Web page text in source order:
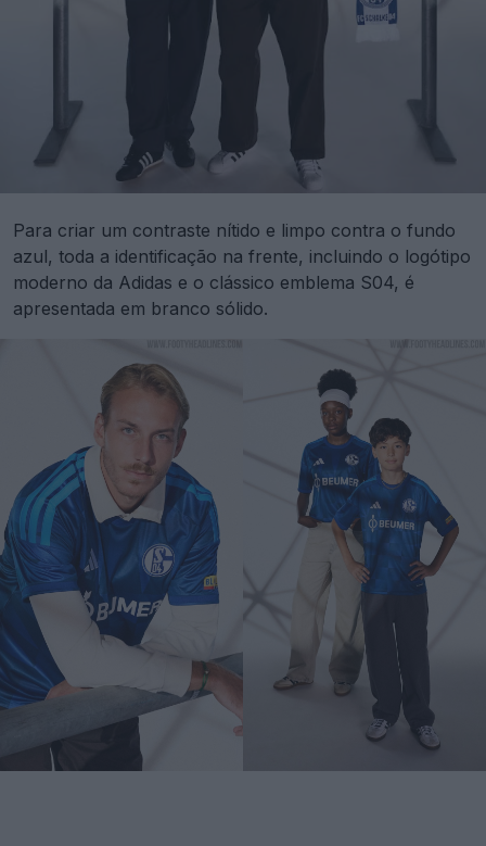
Para criar um contraste nítido e limpo contra o fundo
azul, toda a identificação na frente, incluindo o logótipo
moderno da Adidas e o clássico emblema S04, é
apresentada em branco sólido.